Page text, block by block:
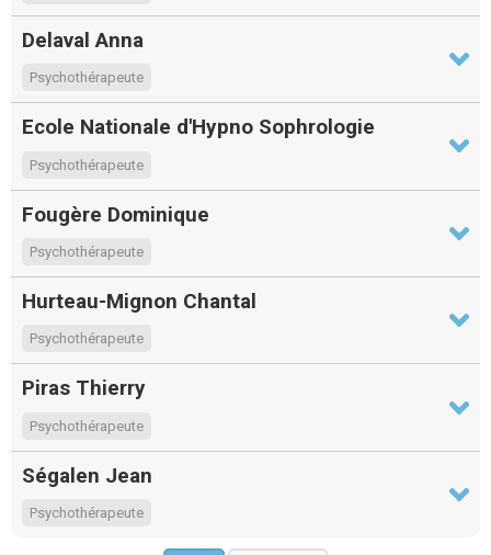
Delaval Anna
Psychothérapeute
Ecole Nationale d'Hypno Sophrologie
Psychothérapeute
Fougère Dominique
Psychothérapeute
Hurteau-Mignon Chantal
Psychothérapeute
Piras Thierry
Psychothérapeute
Ségalen Jean
Psychothérapeute